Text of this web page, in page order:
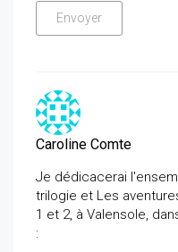
Caroline Comte
Je dédicacerai
trilogie et Les
1 et 2, à Valensole,
: